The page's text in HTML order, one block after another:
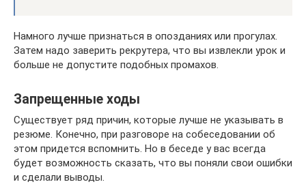
Намного лучше признаться в опозданиях или прогулах.
Затем надо заверить рекрутера, что вы извлекли урок и
больше не допустите подобных промахов.
Запрещенные ходы
Существует ряд причин, которые лучше не указывать в
резюме. Конечно, при разговоре на собеседовании об
этом придется вспомнить. Но в беседе у вас всегда
будет возможность сказать, что вы поняли свои ошибки
и сделали выводы.